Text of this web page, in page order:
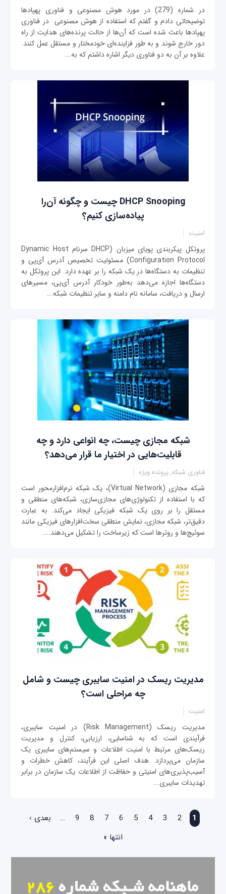
در شماره (279) در مورد هوش مصنوعی و فناوری پهپادها
توضیحاتی دادم و گفتم که استفاده از هوش مصنوعی در فناوری
پهپادها باعث شده است که آن‌ها از حالت پرنده‌های هدایت از راه
دور خارج شوند و به طور فزاینده‌ای خودمختار و مستقل عمل کنند.
علاوه بر آن به دو فناوری دیگر اشاره داشتم که به...
DHCP Snooping چیست و چگونه آن‌را
پیاده‌سازی کنیم؟
امنیت
پروتکل پیکربندی پویای میزبان (DHCP سرنام Dynamic Host
Configuration Protocol) مسئولیت تخصیص آدرس آی‌پی و
تنظیمات به دستگاه‌ها در یک شبکه را بر عهده دارد. این پروتکل به
دستگاه‌ها اجازه می‌دهد به‌طور خودکار آدرس آی‌پی، مسیرهای
ارسال و دریافت، سامانه نام دامنه و سایر تنظیمات شبکه...
شبکه مجازی چیست، چه انواعی دارد و چه
قابلیت‌هایی در اختیار ما قرار می‌دهد؟
فناوری شبکه, پرونده ویژه
شبکه مجازی (Virtual Network)، یک شبکه نرم‌افزارمحور است
که با استفاده از تکنولوژی‌های مجازی‌سازی، شبکه‌های منطقی و
مستقل را بر روی یک شبکه فیزیکی ایجاد می‌کند. به عبارت
دقیق‌تر، شبکه مجازی، نمایش منطقی سخت‌افزارهای فیزیکی مانند
سوئیچ‌ها و روترها است که زیرساخت را تشکیل می‌دهند....
مدیریت ریسک در امنیت سایبری چیست و شامل
چه مراحلی است؟
امنیت
مدیریت ریسک (Risk Management) در امنیت سایبری،
فرآیندی است که به شناسایی، ارزیابی، کنترل و مدیریت
ریسک‌های مرتبط با امنیت اطلاعات و سیستم‌های سایبری یک
سازمان می‌پردازد. هدف اصلی این فرآیند، کاهش خطرات و
آسیب‌پذیری‌های امنیتی و حفاظت از اطلاعات یک سازمان در برابر
تهدیدات سایبری...
صفحه‌ها
1
2
3
4
5
6
7
8
9
…
بعدی ›
انتها »